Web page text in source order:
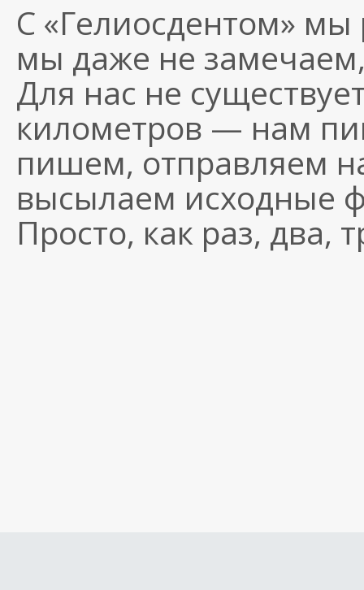
С «Гелиосдентом»
мы даже не
Для нас не
километров — нам
пишем, отправляем
высылаем исходные
Просто, как раз, два,